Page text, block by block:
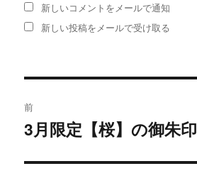
新しいコメントをメールで通知
新しい投稿をメールで受け取る
稿
前
過
の
3月限定【桜】の御朱印